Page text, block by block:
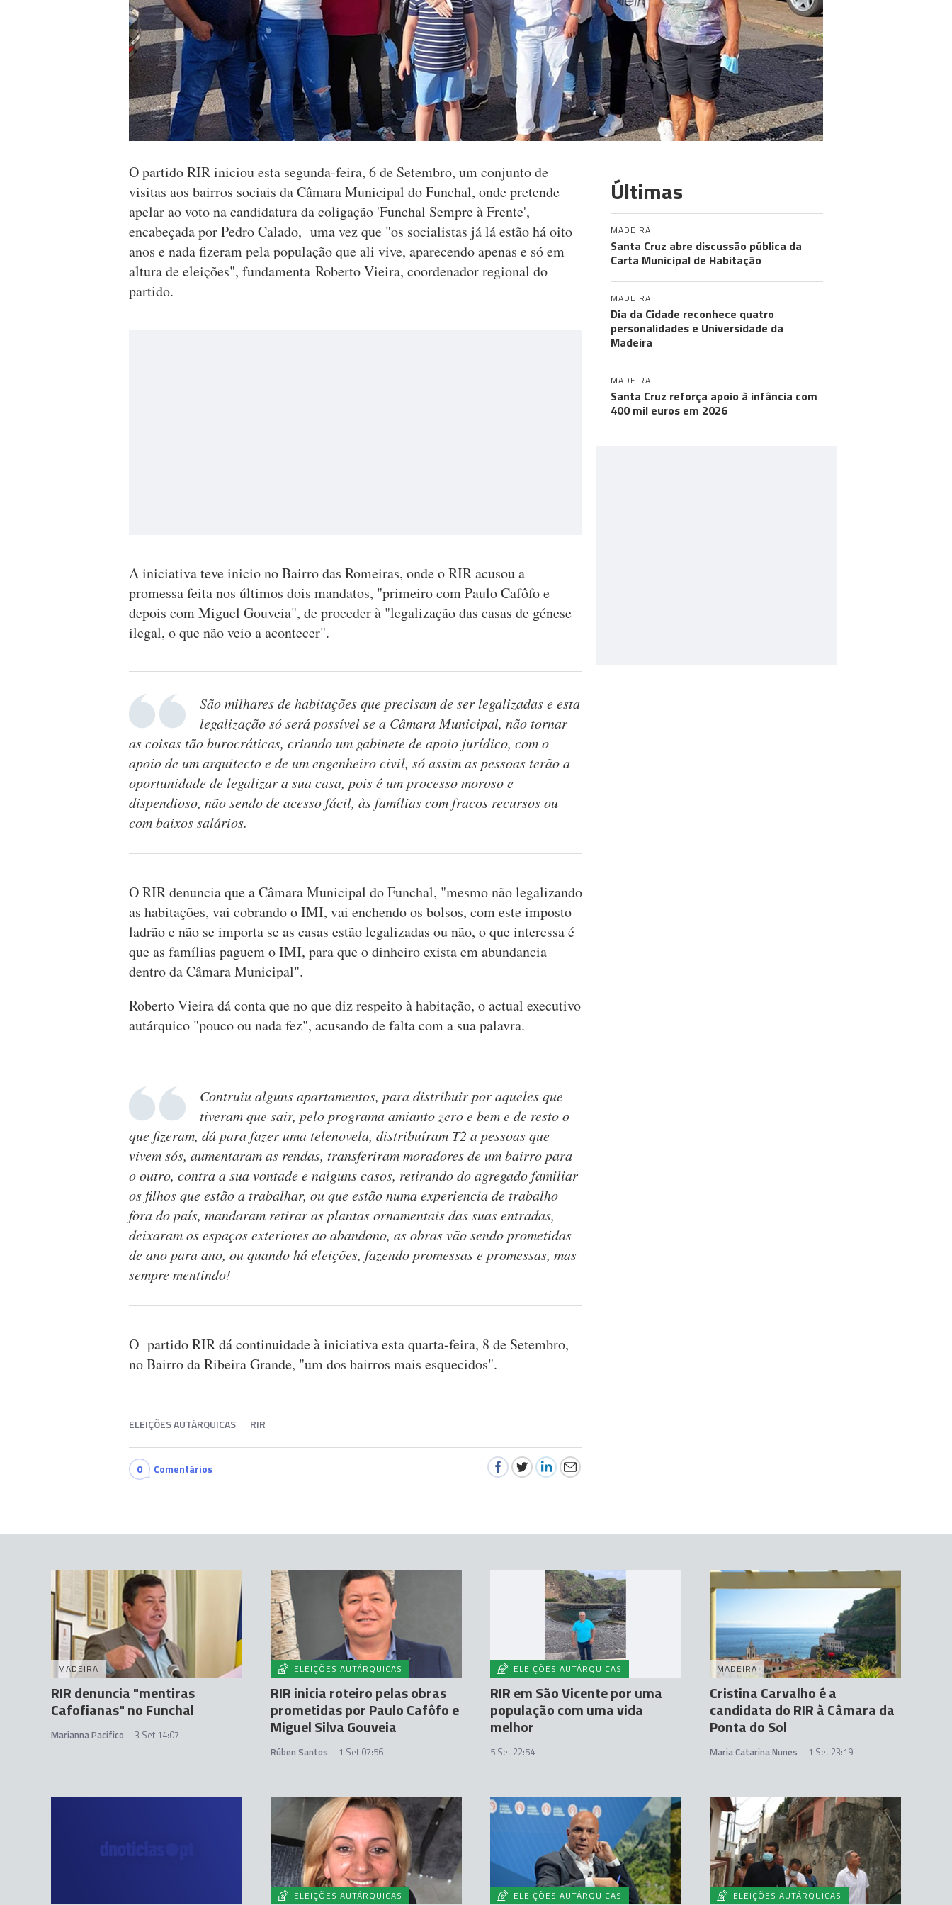
O partido RIR iniciou esta segunda-feira, 6 de Setembro, um conjunto de
visitas aos bairros sociais da Câmara Municipal do Funchal, onde pretende
apelar ao voto na candidatura da coligação 'Funchal Sempre à Frente',
encabeçada por Pedro Calado, uma vez que "os socialistas já lá estão há oito
anos e nada fizeram pela população que ali vive, aparecendo apenas e só em
altura de eleições", fundamenta Roberto Vieira, coordenador regional do
partido.
A iniciativa teve inicio no Bairro das Romeiras, onde o RIR acusou a
promessa feita nos últimos dois mandatos, "primeiro com Paulo Cafôfo e
depois com Miguel Gouveia", de proceder à "legalização das casas de génese
ilegal, o que não veio a acontecer".
São milhares de habitações que precisam de ser legalizadas e esta
legalização só será possível se a Câmara Municipal, não tornar
as coisas tão burocráticas, criando um gabinete de apoio jurídico, com o
apoio de um arquitecto e de um engenheiro civil, só assim as pessoas terão a
oportunidade de legalizar a sua casa, pois é um processo moroso e
dispendioso, não sendo de acesso fácil, às famílias com fracos recursos ou
com baixos salários.
O RIR denuncia que a Câmara Municipal do Funchal, "mesmo não legalizando
as habitações, vai cobrando o IMI, vai enchendo os bolsos, com este imposto
ladrão e não se importa se as casas estão legalizadas ou não, o que interessa é
que as famílias paguem o IMI, para que o dinheiro exista em abundancia
dentro da Câmara Municipal".
Roberto Vieira dá conta que no que diz respeito à habitação, o actual executivo
autárquico "pouco ou nada fez", acusando de falta com a sua palavra.
Contruiu alguns apartamentos, para distribuir por aqueles que
tiveram que sair, pelo programa amianto zero e bem e de resto o
que fizeram, dá para fazer uma telenovela, distribuíram T2 a pessoas que
vivem sós, aumentaram as rendas, transferiram moradores de um bairro para
o outro, contra a sua vontade e nalguns casos, retirando do agregado familiar
os filhos que estão a trabalhar, ou que estão numa experiencia de trabalho
fora do país, mandaram retirar as plantas ornamentais das suas entradas,
deixaram os espaços exteriores ao abandono, as obras vão sendo prometidas
de ano para ano, ou quando há eleições, fazendo promessas e promessas, mas
sempre mentindo!
O partido RIR dá continuidade à iniciativa esta quarta-feira, 8 de Setembro,
no Bairro da Ribeira Grande, "um dos bairros mais esquecidos".
ELEIÇÕES AUTÁRQUICAS RIR
0 Comentários
Últimas
MADEIRA
Santa Cruz abre discussão pública da
Carta Municipal de Habitação
MADEIRA
Dia da Cidade reconhece quatro
personalidades e Universidade da
Madeira
MADEIRA
Santa Cruz reforça apoio à infância com
400 mil euros em 2026
MADEIRA
RIR denuncia "mentiras
Cafofianas" no Funchal
Marianna Pacifico 3 Set 14:07
ELEIÇÕES AUTÁRQUICAS
RIR inicia roteiro pelas obras
prometidas por Paulo Cafôfo e
Miguel Silva Gouveia
Rúben Santos 1 Set 07:56
ELEIÇÕES AUTÁRQUICAS
RIR em São Vicente por uma
população com uma vida
melhor
5 Set 22:54
MADEIRA
Cristina Carvalho é a
candidata do RIR à Câmara da
Ponta do Sol
Maria Catarina Nunes 1 Set 23:19
ELEIÇÕES AUTÁRQUICAS ELEIÇÕES AUTÁRQUICAS ELEIÇÕES AUTÁRQUICAS